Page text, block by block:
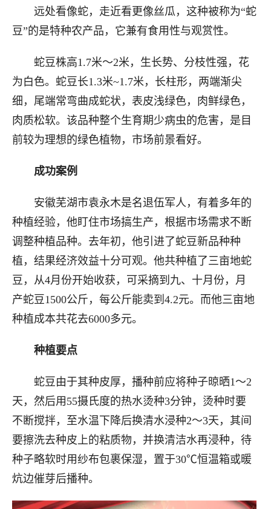
远处看像蛇，走近看更像丝瓜，这种被称为“蛇
豆”的是特种农产品，它兼有食用性与观赏性。
蛇豆株高1.7米～2米，生长势、分枝性强，花
为白色。蛇豆长1.3米~1.7米，长柱形，两端渐尖
细，尾端常弯曲成蛇状，表皮浅绿色，肉鲜绿色，
肉质松软。该品种整个生育期少病虫的危害，是目
前较为理想的绿色植物，市场前景看好。
成功案例
安徽芜湖市袁永木是名退伍军人，有着多年的
种植经验，他盯住市场搞生产，根据市场需求不断
调整种植品种。去年初，他引进了蛇豆新品种种
植，结果经济效益十分可观。他共种植了三亩地蛇
豆，从4月份开始收获，可采摘到九、十月份，月
产蛇豆1500公斤，每公斤能卖到4.2元。而他三亩地
种植成本共花去6000多元。
种植要点
蛇豆由于其种皮厚，播种前应将种子晾晒1～2
天，然后用55摄氏度的热水烫种3分钟，烫种时要
不断搅拌，至水温下降后换清水浸种2～3天，其间
要擦洗去种皮上的粘质物，并换清洁水再浸种，待
种子略软时用纱布包裹保湿，置于30℃恒温箱或暖
炕边催芽后播种。